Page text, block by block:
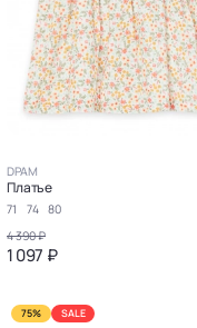
DPAM
Платье
71 74
80
4 390 ₽
1 097 ₽
75% SALE